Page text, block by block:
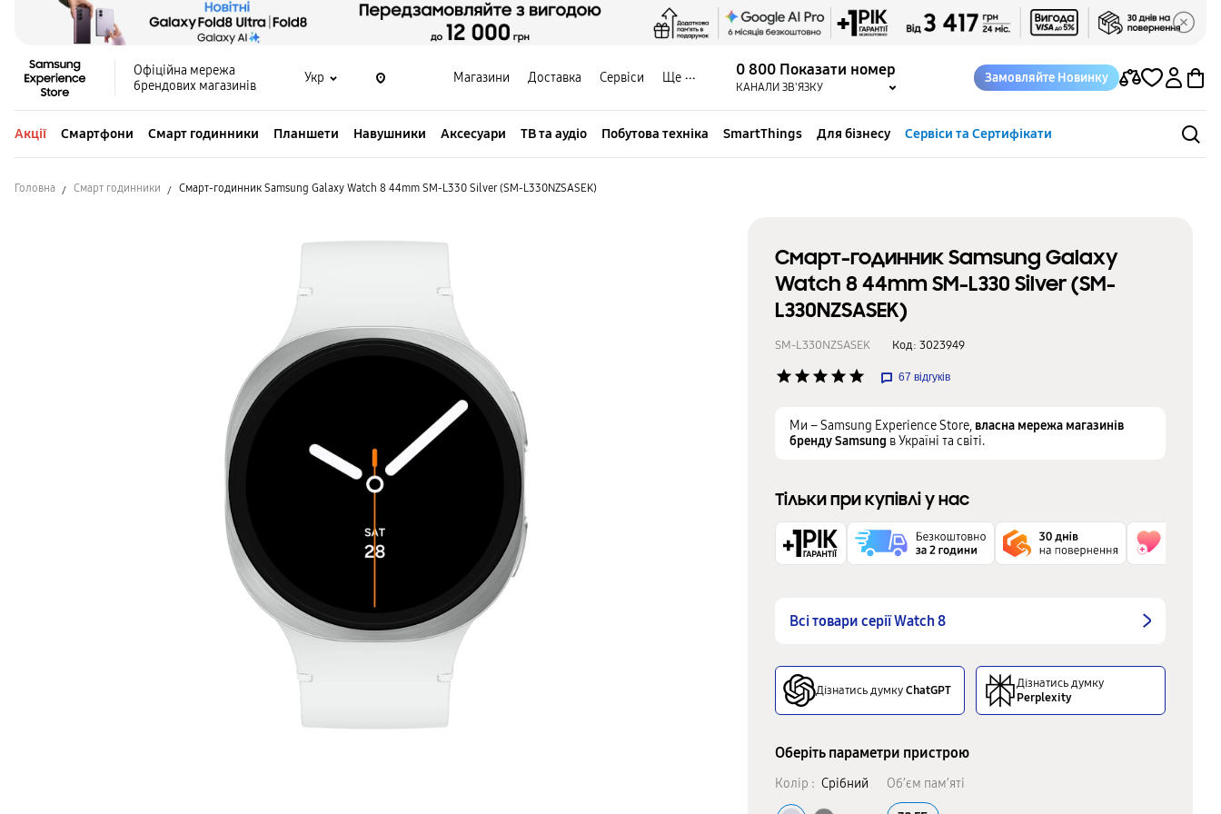
Офіційна мережа
брендових магазинів
Укр Магазини Доставка Сервіси Ще 0 800 Показати номер
КАНАЛИ ЗВ'ЯЗКУ
Замовляйте Новинку
Акції Смартфони Смарт годинники Планшети Навушники Аксесуари ТВ та аудіо Побутова техніка SmartThings Для бізнесу Сервіси та Сертифікати
Головна Смарт годинники Смарт-годинник Samsung Galaxy Watch 8 44mm SM-L330 Silver (SM-L330NZSASEK)
Смарт-годинник Samsung Galaxy
Watch 8 44mm SM-L330 Silver (SM-
L330NZSASEK)
SM-L330NZSASEK Код: 3023949
star star star star star 67 відгуків
Ми – Samsung Experience Store, власна мережа магазинів
бренду Samsung в Україні та світі.
Тільки при купівлі у нас
Всі товари серії Watch 8
Дізнатись думкуChatGPT
Дізнатись думку
Perplexity
Оберіть параметри пристрою
Колір : Срібний Об’єм пам’яті